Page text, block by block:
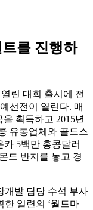
를 진행하
린 대회 출시에 전
선전이 열린다. 매
획득하고 2015년
유통업체와 골드스
카 5백만 홍콩달러
드 반지를 놓고 경
개발 담당 수석 부사
한 일련의 ‘월드마